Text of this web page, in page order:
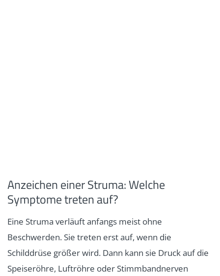
Anzeichen einer Struma: Welche
Symptome treten auf?
Eine Struma verläuft anfangs meist ohne
Beschwerden. Sie treten erst auf, wenn die
Schilddrüse größer wird. Dann kann sie Druck auf die
Speiseröhre, Luftröhre oder Stimmbandnerven